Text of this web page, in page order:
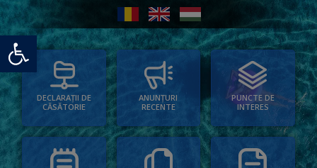
Deschide bara de unelte
DECLARAȚII DE
CĂSĂTORIE
ANUNȚURI
RECENTE
PUNCTE DE
INTERES